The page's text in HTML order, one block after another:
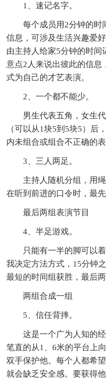
1、速记名字。
每个成员用2分钟的时
信息，可涉及生活兴趣爱
由主持人给家5分钟的时
意点2人来说出彼此的信
式为自己的才艺表演。
2、一个都不能少。
男生代表五角，女生
（可以从1块5到5块5）后
内未组合或组合不正确的表
3、三人两足。
主持人随机分组，用
在听到前进的口令时，最
最后两组表演节目
4、半足游戏。
只能有一半的脚可以
我决定方法方式，15分钟
最短的时间组获胜，最后两
两组合成一组
5、信任背摔。
这是一个广为人知的
笔直的从1、6米的平台上
双手保护他。每个人都希
就会缺乏安全感。要获得